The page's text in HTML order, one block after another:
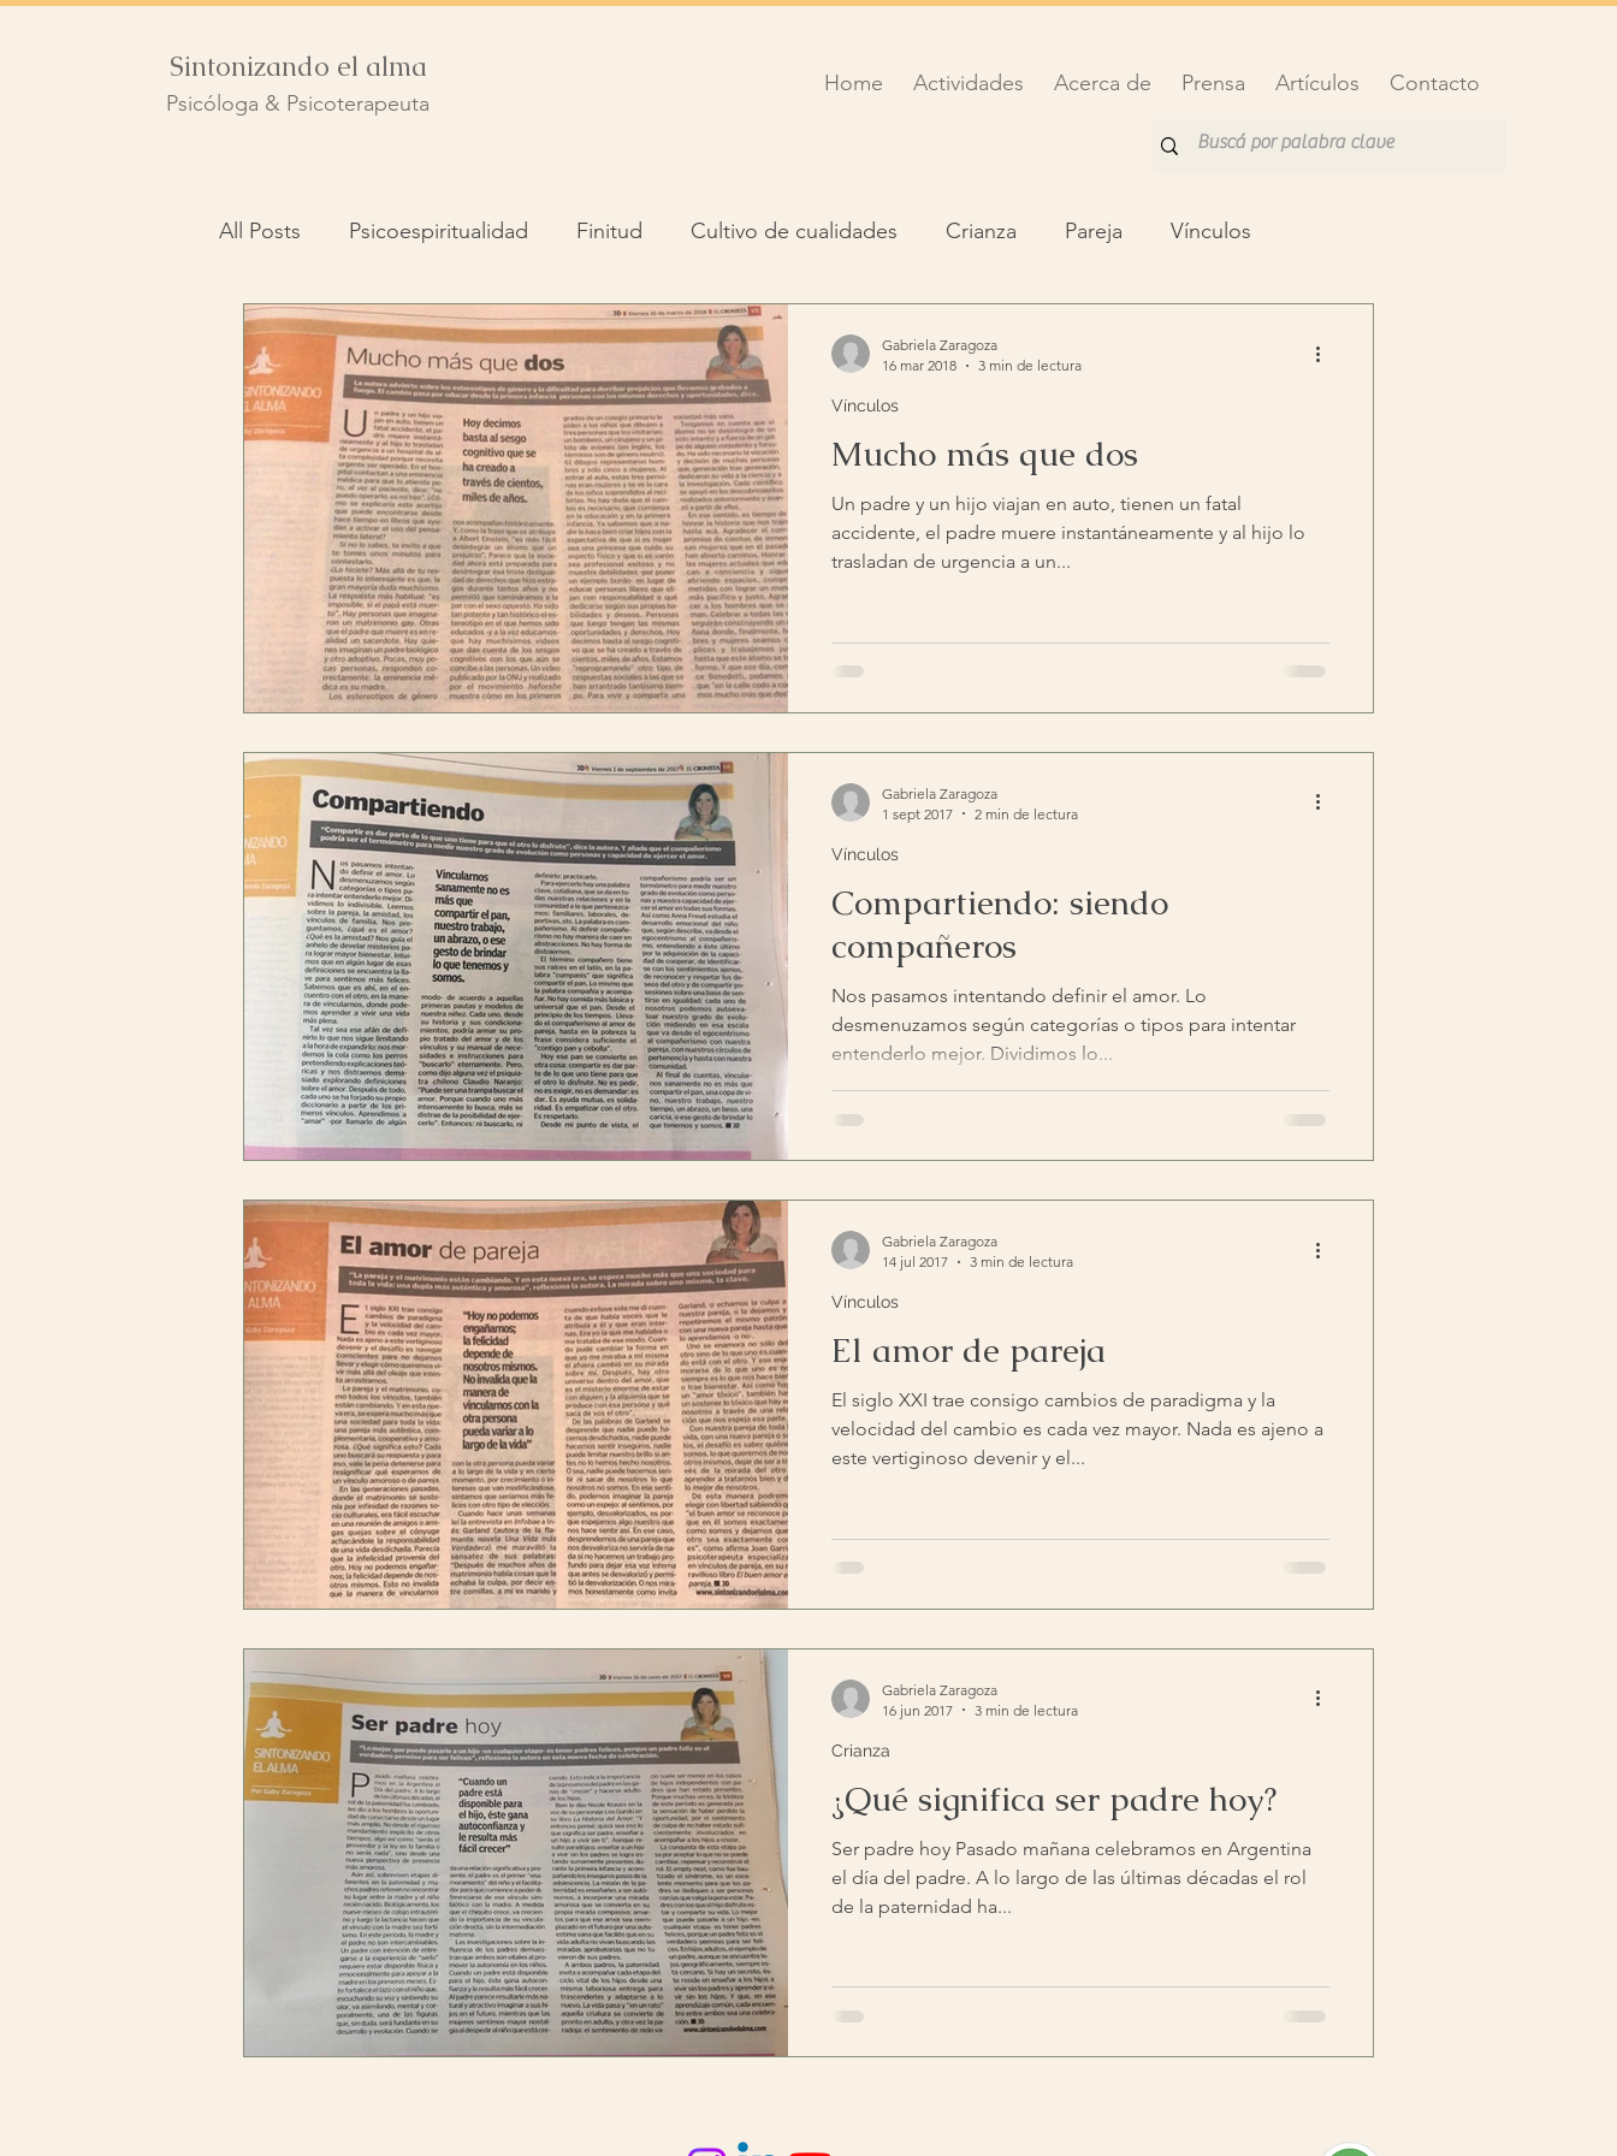
Sintonizando el alma
Psicóloga & Psicoterapeuta
Home Actividades Acerca de Prensa Artículos Contacto
All Posts Psicoespiritualidad Finitud Cultivo de cualidades Crianza Pareja Vínculos
Longevidad Duelo Meditación
Mucho más que dos
Un padre y un hijo viajan en auto, tienen un fatal
accidente, el padre muere instantáneamente y al hijo lo
trasladan de urgencia a un...
Vínculos
Gabriela Zaragoza
16 mar 2018
3 min de lectura
Compartiendo: siendo
compañeros
Nos pasamos intentando definir el amor. Lo
desmenuzamos según categorías o tipos para intentar
entenderlo mejor. Dividimos lo...
Vínculos
Gabriela Zaragoza
1 sept 2017
2 min de lectura
El amor de pareja
El siglo XXI trae consigo cambios de paradigma y la
velocidad del cambio es cada vez mayor. Nada es ajeno a
este vertiginoso devenir y el...
Vínculos
Gabriela Zaragoza
14 jul 2017
3 min de lectura
¿Qué significa ser padre hoy?
Ser padre hoy Pasado mañana celebramos en Argentina
el día del padre. A lo largo de las últimas décadas el rol
de la paternidad ha...
Crianza
Gabriela Zaragoza
16 jun 2017
3 min de lectura